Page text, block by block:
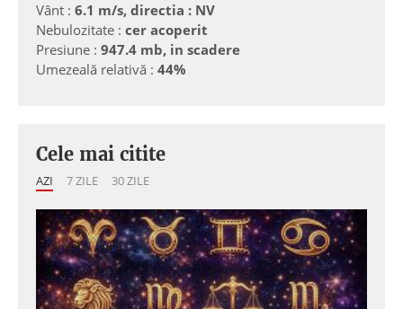
Vânt : 6.1 m/s, directia : NV
Nebulozitate : cer acoperit
Presiune : 947.4 mb, in scadere
Umezeală relativă : 44%
Cele mai citite
AZI 7 ZILE 30 ZILE